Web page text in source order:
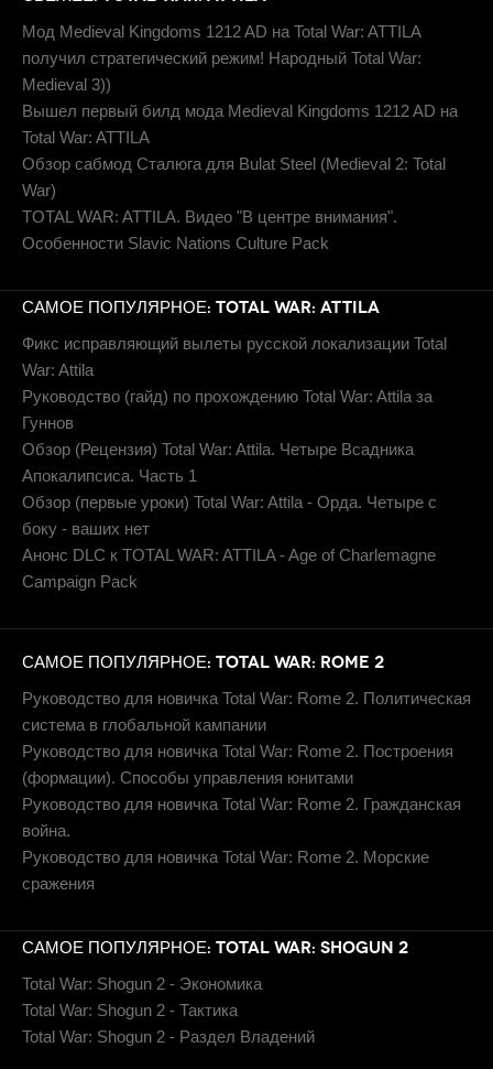
Мод Medieval Kingdoms 1212 AD на Total War: ATTILA
получил стратегический режим! Народный Total War:
Medieval 3))
Вышел первый билд мода Medieval Kingdoms 1212 AD на
Total War: ATTILA
Обзор сабмод Сталюга для Bulat Steel (Medieval 2: Total
War)
TOTAL WAR: ATTILA. Видео "В центре внимания".
Особенности Slavic Nations Culture Pack
САМОЕ ПОПУЛЯРНОЕ: TOTAL WAR: ATTILA
Фикс исправляющий вылеты русской локализации Total
War: Attila
Руководство (гайд) по прохождению Total War: Attila за
Гуннов
Обзор (Рецензия) Total War: Attila. Четыре Всадника
Апокалипсиса. Часть 1
Обзор (первые уроки) Total War: Attila - Орда. Четыре с
боку - ваших нет
Анонс DLC к TOTAL WAR: ATTILA - Age of Charlemagne
Campaign Pack
САМОЕ ПОПУЛЯРНОЕ: TOTAL WAR: ROME 2
Руководство для новичка Total War: Rome 2. Политическая
система в глобальной кампании
Руководство для новичка Total War: Rome 2. Построения
(формации). Способы управления юнитами
Руководство для новичка Total War: Rome 2. Гражданская
война.
Руководство для новичка Total War: Rome 2. Морские
сражения
САМОЕ ПОПУЛЯРНОЕ: TOTAL WAR: SHOGUN 2
Total War: Shogun 2 - Экономика
Total War: Shogun 2 - Тактика
Total War: Shogun 2 - Раздел Владений